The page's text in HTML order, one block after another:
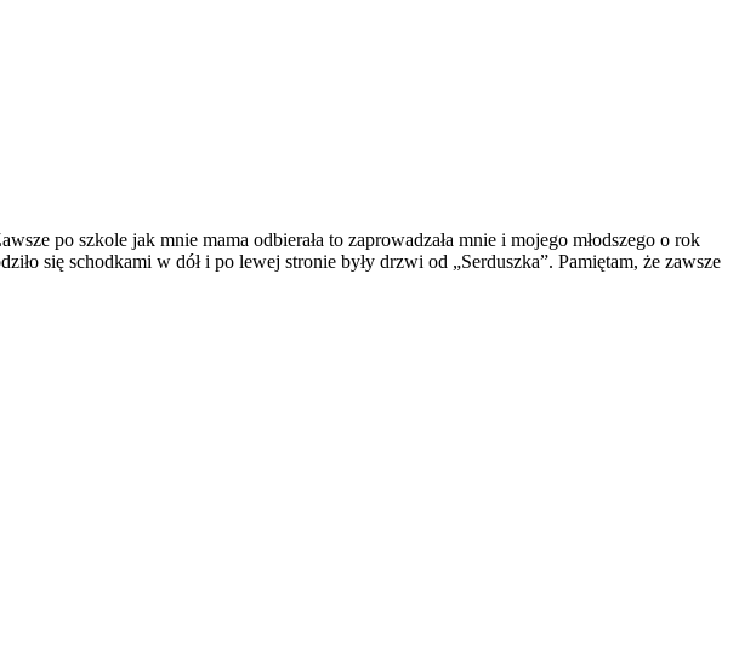
po szkole jak mnie mama odbierała to zaprowadzała mnie i mojego młodszego o rok
się schodkami w dół i po lewej stronie były drzwi od „Serduszka”. Pamiętam, że zawsze